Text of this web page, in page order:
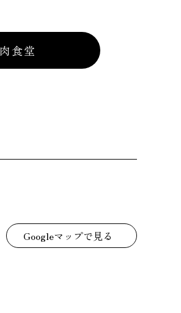
肉食堂
Googleマップで見る